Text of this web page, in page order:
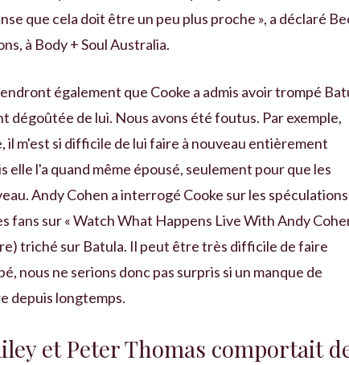
que cela doit être un peu plus proche », a déclaré
à Body + Soul Australia.
également que Cooke a admis avoir trompé
dégoûtée de lui. Nous avons été foutus. Par exemple,
il m'est si difficile de lui faire à nouveau entièrement
elle l'a quand même épousé, seulement pour que les
Andy Cohen a interrogé Cooke sur les spéculations
fans sur « Watch What Happens Live With Andy
triché sur Batula. Il peut être très difficile de faire
nous ne serions donc pas surpris si un manque de
depuis longtemps.
et Peter Thomas comportait